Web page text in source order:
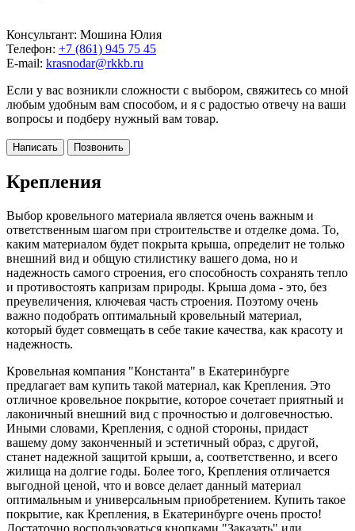
Консультант: Мошина Юлия
Телефон: +7 (861) 945 75 45
E-mail: krasnodar@rkkb.ru
Если у вас возникли сложности с выбором, свяжитесь со мной
любым удобным вам способом, и я с радостью отвечу на ваши
вопросы и подберу нужный вам товар.
Написать Позвонить
Крепления
Выбор кровельного материала является очень важным и
ответственным шагом при строительстве и отделке дома. То,
каким материалом будет покрыта крыша, определит не только
внешний вид и общую стилистику вашего дома, но и
надежность самого строения, его способность сохранять тепло
и противостоять капризам природы. Крыша дома - это, без
преувеличения, ключевая часть строения. Поэтому очень
важно подобрать оптимальный кровельный материал,
который будет совмещать в себе такие качества, как красоту и
надежность.
Кровельная компания "Константа" в Екатеринбурге
предлагает вам купить такой материал, как Крепления. Это
отличное кровельное покрытие, которое сочетает приятный и
лаконичный внешний вид с прочностью и долговечностью.
Иными словами, Крепления, с одной стороны, придаст
вашему дому законченный и эстетичный образ, с другой,
станет надежной защитой крыши, а, соответственно, и всего
жилища на долгие годы. Более того, Крепления отличается
выгодной ценой, что и вовсе делает данный материал
оптимальным и универсальным приобретением. Купить такое
покрытие, как Крепления, в Екатеринбурге очень просто!
Достаточно воспользоваться кнопками "Заказать" или